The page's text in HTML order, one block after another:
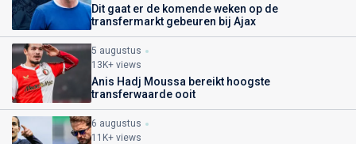
Dit gaat er de komende weken op de
transfermarkt gebeuren bij Ajax
5 augustus
13K+ views
Anis Hadj Moussa bereikt hoogste
transferwaarde ooit
6 augustus
11K+ views